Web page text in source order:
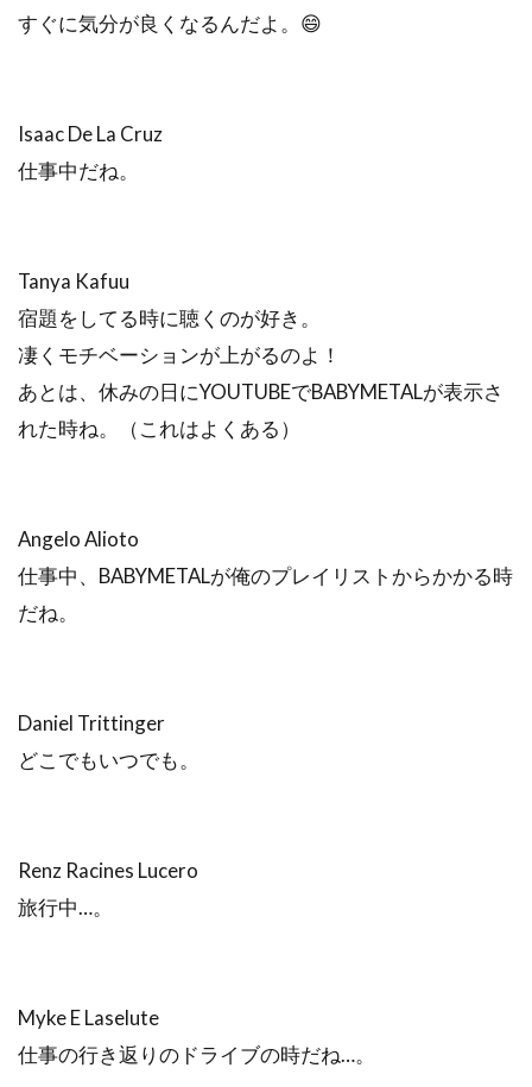
すぐに気分が良くなるんだよ。😄
Isaac De La Cruz
仕事中だね。
Tanya Kafuu
宿題をしてる時に聴くのが好き。
凄くモチベーションが上がるのよ！
あとは、休みの日にYOUTUBEでBABYMETALが表示さ
れた時ね。（これはよくある）
Angelo Alioto
仕事中、BABYMETALが俺のプレイリストからかかる時
だね。
Daniel Trittinger
どこでもいつでも。
Renz Racines Lucero
旅行中…。
Myke E Laselute
仕事の行き返りのドライブの時だね…。